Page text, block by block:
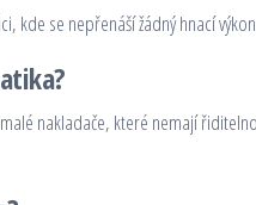
kde se nepřenáší žádný hnací
nakladače, které nemají